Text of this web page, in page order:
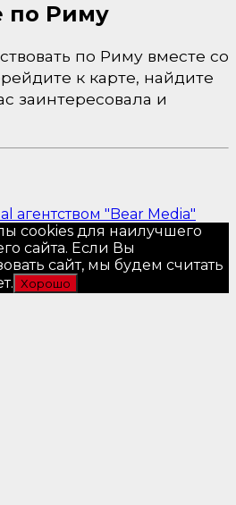
по Риму
по Риму вместе со
к карте, найдите
заинтересовала и
агентством "Bear Media"
cookies для наилучшего
сайта. Если Вы
сайт, мы будем считать
Хорошо